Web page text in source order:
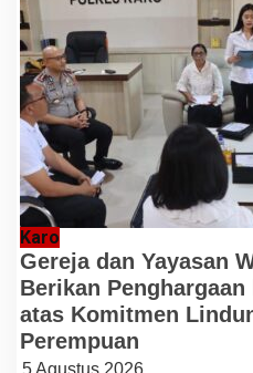
Karo
Gereja dan Yayasan
Berikan
atas Komitmen
Perempuan
5 Agustus 2026